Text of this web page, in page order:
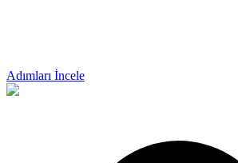
Adımları İncele